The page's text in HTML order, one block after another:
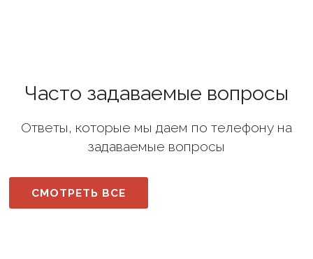
Часто задаваемые вопросы
Ответы, которые мы даем по телефону на
задаваемые вопросы
СМОТРЕТЬ ВСЕ